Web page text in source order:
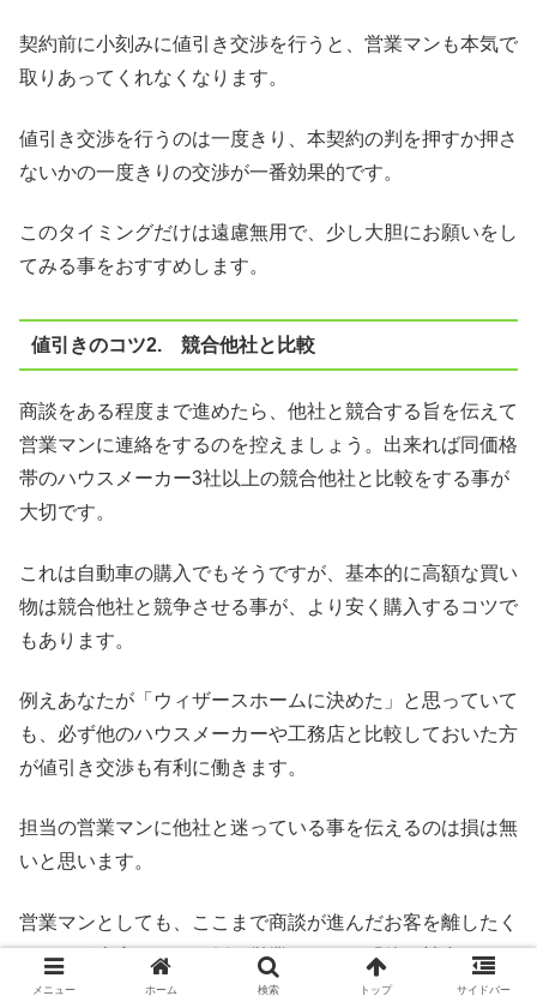
契約前に小刻みに値引き交渉を行うと、営業マンも本気で
取りあってくれなくなります。
値引き交渉を行うのは一度きり、本契約の判を押すか押さ
ないかの一度きりの交渉が一番効果的です。
このタイミングだけは遠慮無用で、少し大胆にお願いをし
てみる事をおすすめします。
値引きのコツ2. 競合他社と比較
商談をある程度まで進めたら、他社と競合する旨を伝えて
営業マンに連絡をするのを控えましょう。出来れば同価格
帯のハウスメーカー3社以上の競合他社と比較をする事が
大切です。
これは自動車の購入でもそうですが、基本的に高額な買い
物は競合他社と競争させる事が、より安く購入するコツで
もあります。
例えあなたが「ウィザースホームに決めた」と思っていて
も、必ず他のハウスメーカーや工務店と比較しておいた方
が値引き交渉も有利に働きます。
担当の営業マンに他社と迷っている事を伝えるのは損は無
いと思います。
営業マンとしても、ここまで商談が進んだお客を離したく
ないのが本音なので、例え営業マンから「他と競合しなく
ても限界まで値引きします」と言われたとしても、遠慮な
メニュー ホーム 検索 トップ サイドバー